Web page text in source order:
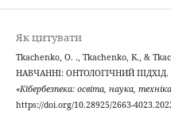
Як цитувати
Tkachenko, O. ., Tkachenko, K., &
НАВЧАННІ: ОНТОЛОГІЧНИЙ ПІДХІД.
«Кібербезпека: освіта, наука,
https://doi.org/10.28925/2663-